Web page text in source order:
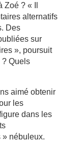
? « Il
alternatifs
Des
sur
», poursuit
? Quels
aimé obtenir
les
dans les
» nébuleux.